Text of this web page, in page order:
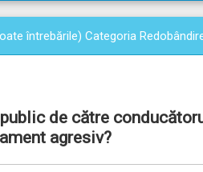
întrebările) Categoria
de către
agresiv?